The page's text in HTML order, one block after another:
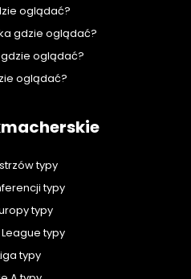
oglądać?
gdzie oglądać?
oglądać?
oglądać?
typy
typy
typy
typy
typy